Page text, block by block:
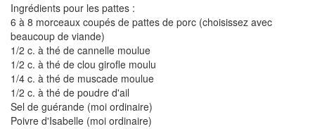
Ingrédients pour les pattes :
6 à 8 morceaux coupés de pattes de porc (choisissez avec
beaucoup de viande)
1/2 c. à thé de cannelle moulue
1/2 c. à thé de clou girofle moulu
1/4 c. à thé de muscade moulue
1/2 c. à thé de poudre d'ail
Sel de guérande (moi ordinaire)
Poivre d'Isabelle (moi ordinaire)